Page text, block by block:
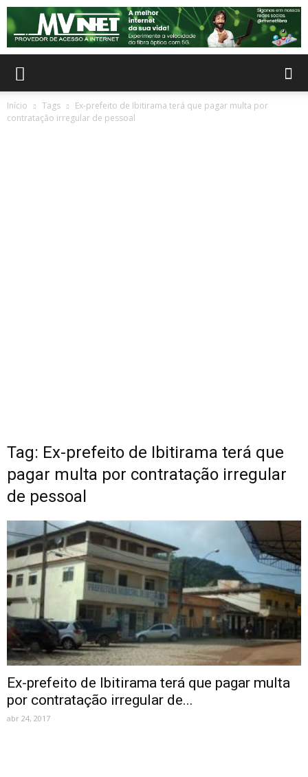
Início Tags
Ex-prefeito de Ibitirama terá que pagar multa por
contratação irregular de pessoal
Tag: Ex-prefeito de Ibitirama terá que
pagar multa por contratação irregular
de pessoal
Ex-prefeito de Ibitirama terá que pagar multa
por contratação irregular de...
abr 24, 2017